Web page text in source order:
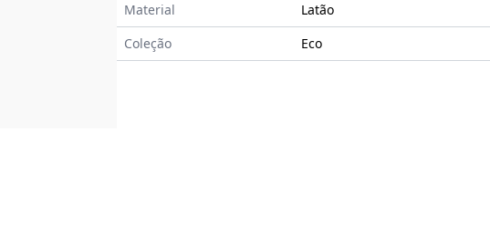
Material
Latão
Coleção
Eco